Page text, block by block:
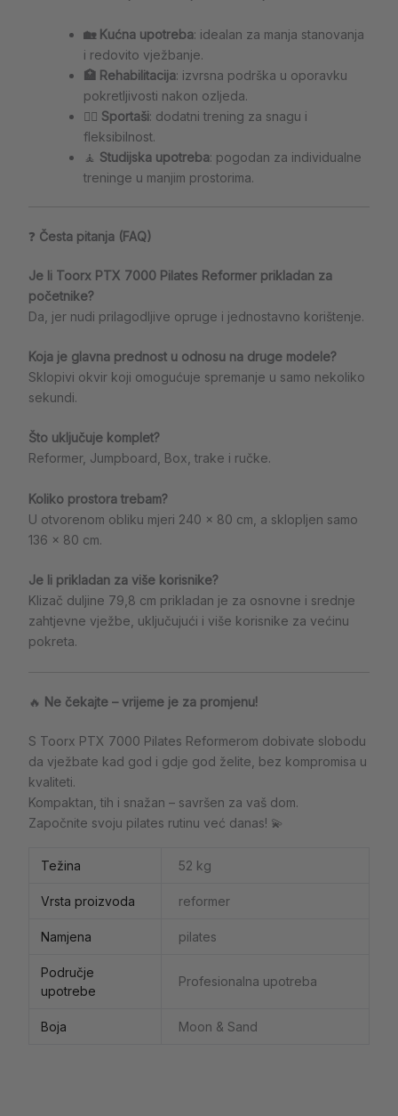
🏡 Kućna upotreba: idealan za manja stanovanja
i redovito vježbanje.
🏥 Rehabilitacija: izvrsna podrška u oporavku
pokretljivosti nakon ozljeda.
🏋️‍♀️ Sportaši: dodatni trening za snagu i
fleksibilnost.
🧘 Studijska upotreba: pogodan za individualne
treninge u manjim prostorima.
❓ Česta pitanja (FAQ)
Je li Toorx PTX 7000 Pilates Reformer prikladan za
početnike?
Da, jer nudi prilagodljive opruge i jednostavno korištenje.
Koja je glavna prednost u odnosu na druge modele?
Sklopivi okvir koji omogućuje spremanje u samo nekoliko
sekundi.
Što uključuje komplet?
Reformer, Jumpboard, Box, trake i ručke.
Koliko prostora trebam?
U otvorenom obliku mjeri 240 × 80 cm, a sklopljen samo
136 × 80 cm.
Je li prikladan za više korisnike?
Klizač duljine 79,8 cm prikladan je za osnovne i srednje
zahtjevne vježbe, uključujući i više korisnike za većinu
pokreta.
🔥 Ne čekajte – vrijeme je za promjenu!
S Toorx PTX 7000 Pilates Reformerom dobivate slobodu
da vježbate kad god i gdje god želite, bez kompromisa u
kvaliteti.
Kompaktan, tih i snažan – savršen za vaš dom.
Započnite svoju pilates rutinu već danas! 💫
Težina 52 kg
Vrsta proizvoda reformer
Namjena pilates
Područje
upotrebe
Profesionalna upotreba
Boja Moon & Sand